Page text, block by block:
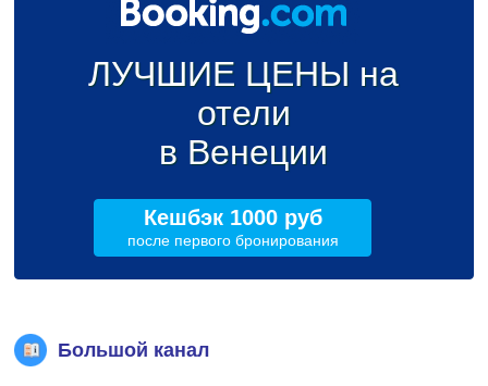
ЛУЧШИЕ ЦЕНЫ на
отели
в Венеции
Кешбэк 1000 руб
после первого бронирования
Большой канал